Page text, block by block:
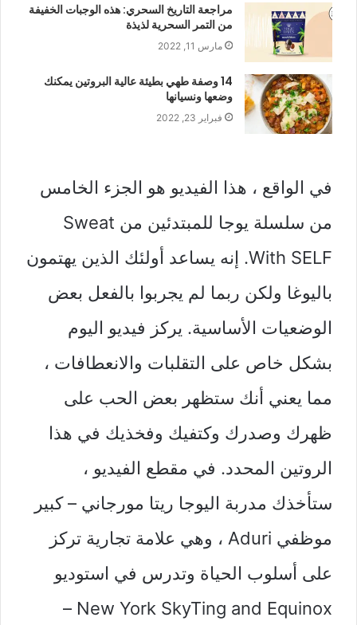
مراجعة التاريخ السحري: هذه الوجبات الخفيفة
من التمر السحرية لذيذة
مارس 11, 2022
14 وصفة طهي بطيئة عالية البروتين يمكنك
وضعها ونسيانها
فبراير 23, 2022
في الواقع ، هذا الفيديو هو الجزء الخامس
من سلسلة يوجا للمبتدئين من Sweat
With SELF. إنه يساعد أولئك الذين يهتمون
باليوغا ولكن ربما لم يجربوا بالفعل بعض
الوضعيات الأساسية. يركز فيديو اليوم
بشكل خاص على التقلبات والانعطافات ،
مما يعني أنك ستظهر بعض الحب على
ظهرك وصدرك وكتفيك وفخذيك في هذا
الروتين المحدد. في مقطع الفيديو ،
ستأخذك مدربة اليوجا ريتا مورجاني – كبير
موظفي Aduri ، وهي علامة تجارية تركز
على أسلوب الحياة وتدرس في استوديو
New York SkyTing and Equinox –